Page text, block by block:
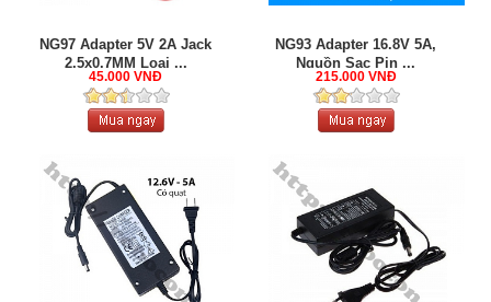
NG97 Adapter 5V 2A Jack
2.5x0.7MM Loại ...
45.000 VNĐ
NG93 Adapter 16.8V 5A,
Nguồn Sạc Pin ...
215.000 VNĐ